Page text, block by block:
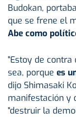
Budokan,
que se frene el
Abe como
"Estoy de contra
sea, porque es
dijo Shimasaki
manifestación y
"destruir la